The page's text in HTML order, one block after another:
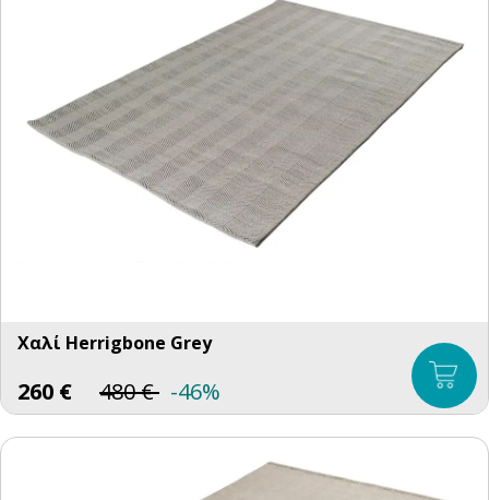
Χαλί Herrigbone Grey
260 € 480€ -46%